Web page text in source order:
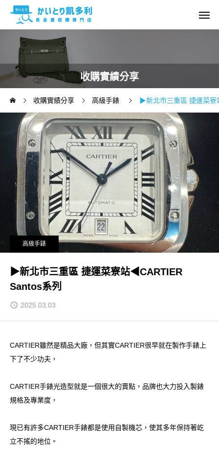
收購實績分享
收購實績分享 高級手錶 ▶新北市三重區 捷運菜
高級手錶
▶新北市三重區 捷運菜寮站◀CARTIER
Santos系列
2025.03.03
CARTIER雖然是精品大廠，但其實CARTIER很早就在製作手錶上
下了不少功夫，
CARTIER手錶光造型就是一個很大的賣點，品牌也大力投入製錶
規格及專業度，
現已有許多CARTIER手錶都是使用自製機芯，使其多年保持著屹
立不搖的地位。